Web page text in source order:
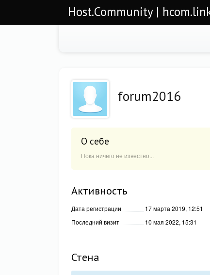
Host.Community |
forum2016
О себе
Пока ничего не известно...
Активность
Дата регистрации
17 марта 2019, 12:51
Последний визит
10 мая 2022, 15:31
Стена